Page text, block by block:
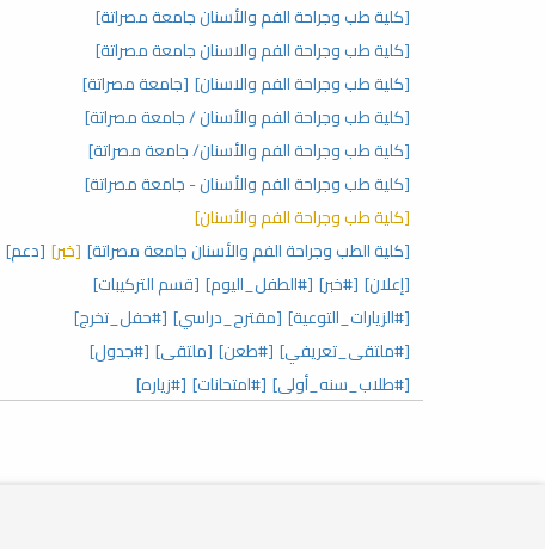
[كلية طب وجراحة الفم والأسنان جامعة مصراتة]
[كلية طب وجراحة الفم والاسنان جامعة مصراتة]
[كلية طب وجراحة الفم والاسنان] [جامعة مصراتة]
[كلية طب وجراحة الفم والأسنان / جامعة مصراتة]
[كلية طب وجراحة الفم والأسنان/ جامعة مصراتة]
[كلية طب وجراحة الفم والأسنان - جامعة مصراتة]
[كلية طب وجراحة الفم والأسنان]
[كلية الطب وجراحة الفم والأسنان جامعة مصراتة] [خبر] [دعم]
[إعلان] [#خبر] [#الطفل_اليوم] [قسم التركيبات]
[#الزيارات_التوعية] [مقترح_دراسي] [#حفل_تخرج]
[#ملتقى_تعريفي] [#طعن] [ملتقى] [#جدول]
[#طلاب_سنه_أولى] [#امتحانات] [#زياره]